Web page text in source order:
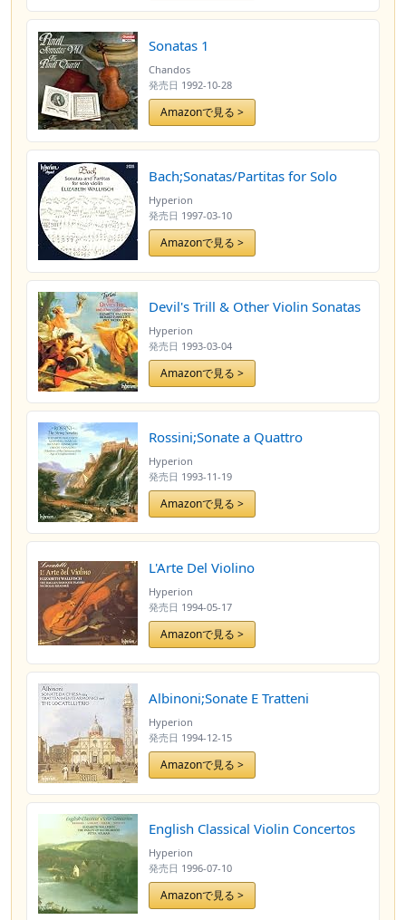
Sonatas 1
Chandos
発売日 1992-10-28
Amazonで見る >
Bach;Sonatas/Partitas for Solo
Hyperion
発売日 1997-03-10
Amazonで見る >
Devil's Trill & Other Violin Sonatas
Hyperion
発売日 1993-03-04
Amazonで見る >
Rossini;Sonate a Quattro
Hyperion
発売日 1993-11-19
Amazonで見る >
L'Arte Del Violino
Hyperion
発売日 1994-05-17
Amazonで見る >
Albinoni;Sonate E Tratteni
Hyperion
発売日 1994-12-15
Amazonで見る >
English Classical Violin Concertos
Hyperion
発売日 1996-07-10
Amazonで見る >